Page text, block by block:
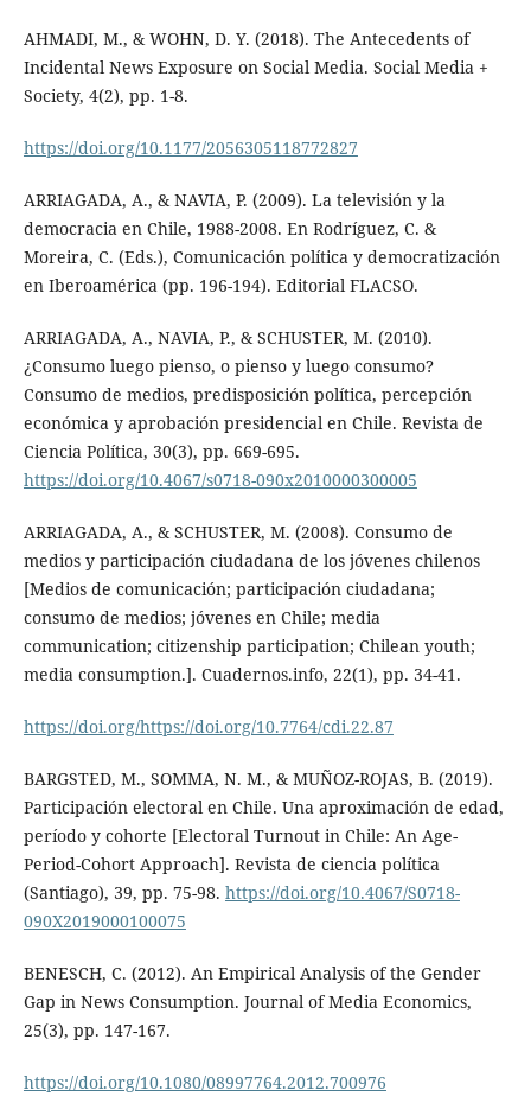
AHMADI, M., & WOHN, D. Y. (2018). The Antecedents of
Incidental News Exposure on Social Media. Social Media +
Society, 4(2), pp. 1-8.
https://doi.org/10.1177/2056305118772827
ARRIAGADA, A., & NAVIA, P. (2009). La televisión y la
democracia en Chile, 1988-2008. En Rodríguez, C. &
Moreira, C. (Eds.), Comunicación política y democratización
en Iberoamérica (pp. 196-194). Editorial FLACSO.
ARRIAGADA, A., NAVIA, P., & SCHUSTER, M. (2010).
¿Consumo luego pienso, o pienso y luego consumo?
Consumo de medios, predisposición política, percepción
económica y aprobación presidencial en Chile. Revista de
Ciencia Política, 30(3), pp. 669-695.
https://doi.org/10.4067/s0718-090x2010000300005
ARRIAGADA, A., & SCHUSTER, M. (2008). Consumo de
medios y participación ciudadana de los jóvenes chilenos
[Medios de comunicación; participación ciudadana;
consumo de medios; jóvenes en Chile; media
communication; citizenship participation; Chilean youth;
media consumption.]. Cuadernos.info, 22(1), pp. 34-41.
https://doi.org/https://doi.org/10.7764/cdi.22.87
BARGSTED, M., SOMMA, N. M., & MUÑOZ-ROJAS, B. (2019).
Participación electoral en Chile. Una aproximación de edad,
período y cohorte [Electoral Turnout in Chile: An Age-
Period-Cohort Approach]. Revista de ciencia política
(Santiago), 39, pp. 75-98. https://doi.org/10.4067/S0718-
090X2019000100075
BENESCH, C. (2012). An Empirical Analysis of the Gender
Gap in News Consumption. Journal of Media Economics,
25(3), pp. 147-167.
https://doi.org/10.1080/08997764.2012.700976